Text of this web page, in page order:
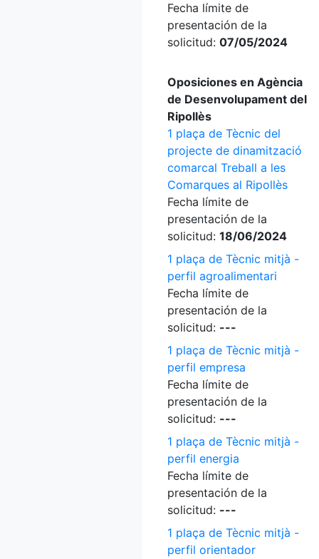
Fecha límite de
presentación de la
solicitud: 07/05/2024
Oposiciones en Agència
de Desenvolupament del
Ripollès
1 plaça de Tècnic del
projecte de dinamització
comarcal Treball a les
Comarques al Ripollès
Fecha límite de
presentación de la
solicitud: 18/06/2024
1 plaça de Tècnic mitjà -
perfil agroalimentari
Fecha límite de
presentación de la
solicitud: ---
1 plaça de Tècnic mitjà -
perfil empresa
Fecha límite de
presentación de la
solicitud: ---
1 plaça de Tècnic mitjà -
perfil energia
Fecha límite de
presentación de la
solicitud: ---
1 plaça de Tècnic mitjà -
perfil orientador